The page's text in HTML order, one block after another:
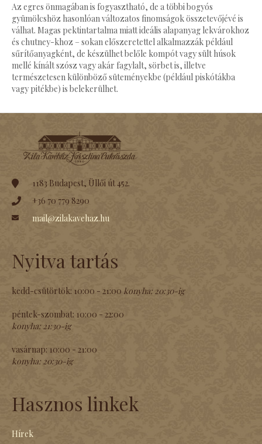
Az egres önmagában is fogyasztható, de a többi bogyós
gyümölcshöz hasonlóan változatos finomságok összetevőjévé is
válhat. Magas pektintartalma miatt ideális alapanyag lekvárokhoz
és chutney-khoz – sokan előszeretettel alkalmazzák például
sűrítőanyagként, de készülhet belőle kompót vagy sült húsok
mellé kínált szósz vagy akár fagylalt, sörbet is, illetve
természetesen különböző süteményekbe (például piskótákba
vagy pitékbe) is belekerülhet.
1183 Budapest, Üllői út 452.
+36 70 779 8290
mail@zilakavehaz.hu
Nyitva tartás
kedd-csütörtök: 10:00 - 21:00 konyha:20:30-ig
péntek-szombat: 10:00 - 22:00
konyha:21:30-ig
vasárnap: 10:00 - 21:00
konyha: 20:30-ig
Hasznos linkek
Hírek